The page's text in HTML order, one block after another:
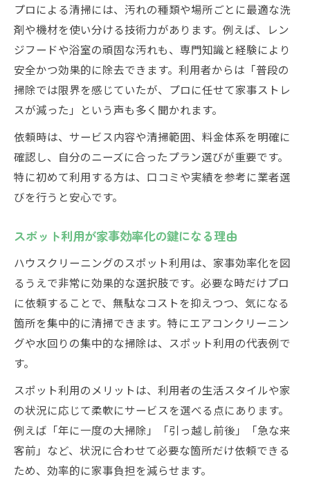
プロによる清掃には、汚れの種類や場所ごとに最適な洗
剤や機材を使い分ける技術力があります。例えば、レン
ジフードや浴室の頑固な汚れも、専門知識と経験により
安全かつ効果的に除去できます。利用者からは「普段の
掃除では限界を感じていたが、プロに任せて家事ストレ
スが減った」という声も多く聞かれます。
依頼時は、サービス内容や清掃範囲、料金体系を明確に
確認し、自分のニーズに合ったプラン選びが重要です。
特に初めて利用する方は、口コミや実績を参考に業者選
びを行うと安心です。
スポット利用が家事効率化の鍵になる理由
ハウスクリーニングのスポット利用は、家事効率化を図
るうえで非常に効果的な選択肢です。必要な時だけプロ
に依頼することで、無駄なコストを抑えつつ、気になる
箇所を集中的に清掃できます。特にエアコンクリーニン
グや水回りの集中的な掃除は、スポット利用の代表例で
す。
スポット利用のメリットは、利用者の生活スタイルや家
の状況に応じて柔軟にサービスを選べる点にあります。
例えば「年に一度の大掃除」「引っ越し前後」「急な来
客前」など、状況に合わせて必要な箇所だけ依頼できる
ため、効率的に家事負担を減らせます。